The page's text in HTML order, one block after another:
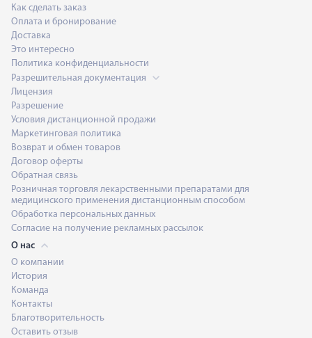
Как сделать заказ
Оплата и бронирование
Доставка
Это интересно
Политика конфиденциальности
Разрешительная документация
Лицензия
Разрешение
Условия дистанционной продажи
Маркетинговая политика
Возврат и обмен товаров
Договор оферты
Обратная связь
Розничная торговля лекарственными препаратами для
медицинского применения дистанционным способом
Обработка персональных данных
Согласие на получение рекламных рассылок
О нас
О компании
История
Команда
Контакты
Благотворительность
Оставить отзыв